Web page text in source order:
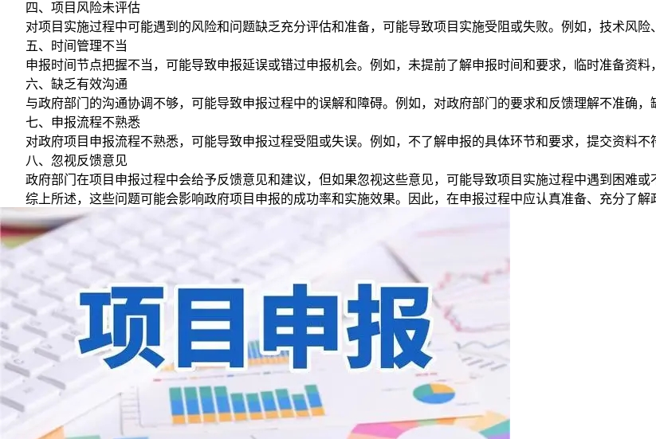
四、项目风险未评估
对项目实施过程中可能遇到的风险和问题缺乏充分评估和准备，可能导致项目实施受阻或失败。例如，技术风险
五、时间管理不当
申报时间节点把握不当，可能导致申报延误或错过申报机会。例如，未提前了解申报时间和要求，临时准备资料
六、缺乏有效沟通
与政府部门的沟通协调不够，可能导致申报过程中的误解和障碍。例如，对政府部门的要求和反馈理解不准确，
七、申报流程不熟悉
对政府项目申报流程不熟悉，可能导致申报过程受阻或失误。例如，不了解申报的具体环节和要求，提交资料不
八、忽视反馈意见
政府部门在项目申报过程中会给予反馈意见和建议，但如果忽视这些意见，可能导致项目实施过程中遇到困难或
综上所述，这些问题可能会影响政府项目申报的成功率和实施效果。因此，在申报过程中应认真准备、充分了解